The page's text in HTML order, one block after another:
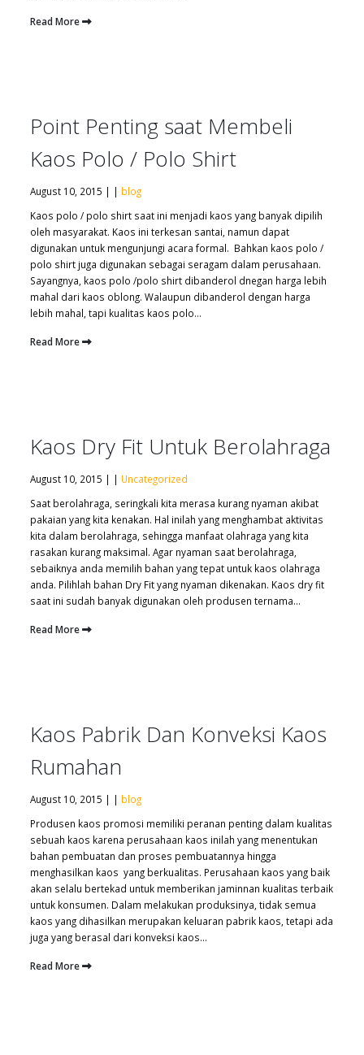
Read More
Point Penting saat Membeli
Kaos Polo / Polo Shirt
August 10, 2015 | | blog
Kaos polo / polo shirt saat ini menjadi kaos yang banyak dipilih
oleh masyarakat. Kaos ini terkesan santai, namun dapat
digunakan untuk mengunjungi acara formal. Bahkan kaos polo /
polo shirt juga digunakan sebagai seragam dalam perusahaan.
Sayangnya, kaos polo /polo shirt dibanderol dnegan harga lebih
mahal dari kaos oblong. Walaupun dibanderol dengan harga
lebih mahal, tapi kualitas kaos polo...
Read More
Kaos Dry Fit Untuk Berolahraga
August 10, 2015 | | Uncategorized
Saat berolahraga, seringkali kita merasa kurang nyaman akibat
pakaian yang kita kenakan. Hal inilah yang menghambat aktivitas
kita dalam berolahraga, sehingga manfaat olahraga yang kita
rasakan kurang maksimal. Agar nyaman saat berolahraga,
sebaiknya anda memilih bahan yang tepat untuk kaos olahraga
anda. Pilihlah bahan Dry Fit yang nyaman dikenakan. Kaos dry fit
saat ini sudah banyak digunakan oleh produsen ternama...
Read More
Kaos Pabrik Dan Konveksi Kaos
Rumahan
August 10, 2015 | | blog
Produsen kaos promosi memiliki peranan penting dalam kualitas
sebuah kaos karena perusahaan kaos inilah yang menentukan
bahan pembuatan dan proses pembuatannya hingga
menghasilkan kaos yang berkualitas. Perusahaan kaos yang baik
akan selalu bertekad untuk memberikan jaminnan kualitas terbaik
untuk konsumen. Dalam melakukan produksinya, tidak semua
kaos yang dihasilkan merupakan keluaran pabrik kaos, tetapi ada
juga yang berasal dari konveksi kaos...
Read More